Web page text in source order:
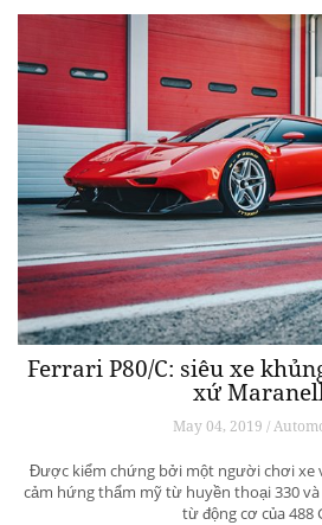
Ferrari P80/C: siêu xe
xứ
May 04, 2019 /
Được kiểm chứng bởi một người chơi xe
cảm hứng thẩm mỹ từ huyền thoại 330 và
từ động cơ của 488